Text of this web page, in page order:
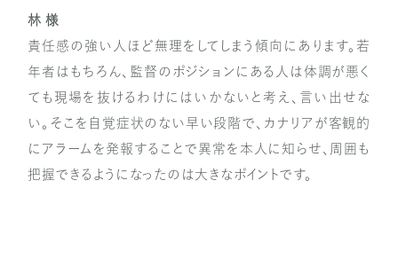
林 様
責任感の強い人ほど無理をしてしまう傾向にあります。若
年者はもちろん、監督のポジションにある人は体調が悪く
ても現場を抜けるわけにはいかないと考え、言い出せな
い。そこを自覚症状のない早い段階で、カナリアが客観的
にアラームを発報することで異常を本人に知らせ、周囲も
把握できるようになったのは大きなポイントです。